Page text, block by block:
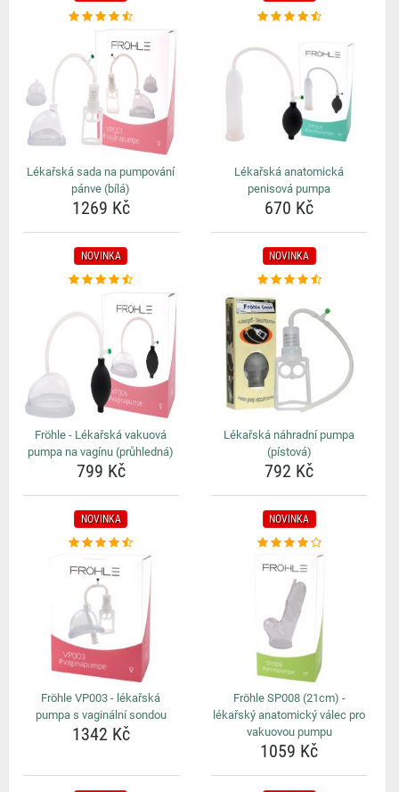
Lékařská sada na pumpování
pánve (bílá)
1269 Kč
Lékařská anatomická
penisová pumpa
670 Kč
NOVINKA
Fröhle - Lékařská vakuová
pumpa na vagínu (průhledná)
799 Kč
NOVINKA
Lékařská náhradní pumpa
(pístová)
792 Kč
NOVINKA
Fröhle VP003 - lékařská
pumpa s vaginální sondou
1342 Kč
NOVINKA
Fröhle SP008 (21cm) -
lékařský anatomický válec pro
vakuovou pumpu
1059 Kč